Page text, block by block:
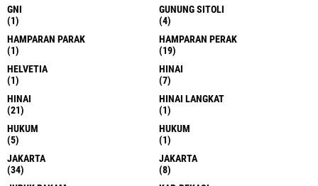
GNI
(1)
GUNUNG SITOLI
(4)
HAMPARAN PARAK
(1)
HAMPARAN PERAK
(19)
HELVETIA
(1)
HINAI
(7)
HINAI
(21)
HINAI LANGKAT
(1)
HUKUM
(5)
HUKUM
(1)
JAKARTA
(34)
JAKARTA
(8)